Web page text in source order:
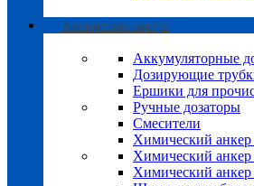
Химические анкера
Аккумуляторные
Дозирующие
Ершики для
Ручные дозаторы
Смесители
Химический анкер
Химический анкер
Химический анкер